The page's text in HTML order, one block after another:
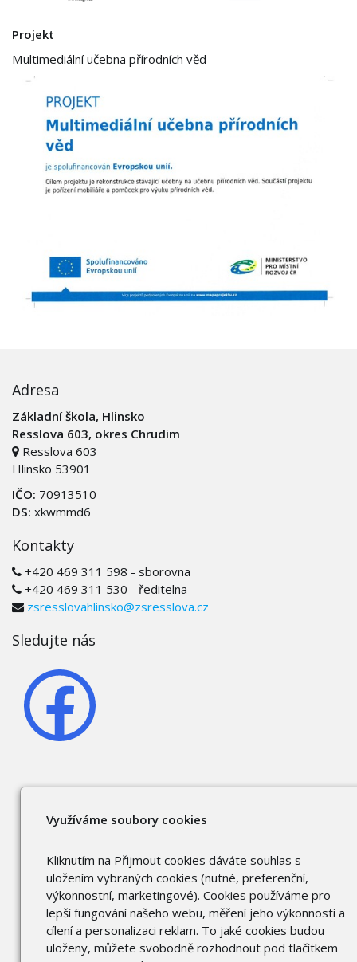
Projekt
Multimediální učebna přírodních věd
Adresa
Základní škola, Hlinsko
Resslova 603, okres Chrudim
Resslova 603
Hlinsko 53901
IČO: 70913510
DS: xkwmmd6
Kontakty
+420 469 311 598 - sborovna
+420 469 311 530 - ředitelna
zsresslovahlinsko@zsresslova.cz
Sledujte nás
Využíváme soubory cookies
Kliknutím na Přijmout cookies dáváte souhlas s
uložením vybraných cookies (nutné, preferenční,
výkonnostní, marketingové). Cookies používáme pro
lepší fungování našeho webu, měření jeho výkonnosti a
cílení a personalizaci reklam. To jaké cookies budou
uloženy, můžete svobodně rozhodnout pod tlačítkem